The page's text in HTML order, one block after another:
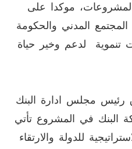
المشروعات، موكدا على
المدني والحكومة
لدعم وخير حياة
رئيس مجلس ادارة البنك
البنك في المشروع تأتي
للدولة والارتقاء